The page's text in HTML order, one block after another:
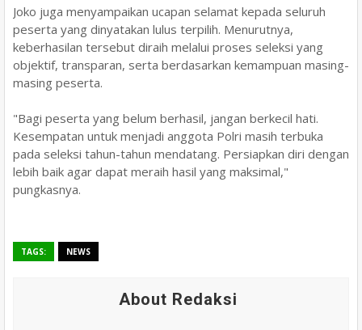
Joko juga menyampaikan ucapan selamat kepada seluruh
peserta yang dinyatakan lulus terpilih. Menurutnya,
keberhasilan tersebut diraih melalui proses seleksi yang
objektif, transparan, serta berdasarkan kemampuan masing-
masing peserta.
"Bagi peserta yang belum berhasil, jangan berkecil hati.
Kesempatan untuk menjadi anggota Polri masih terbuka
pada seleksi tahun-tahun mendatang. Persiapkan diri dengan
lebih baik agar dapat meraih hasil yang maksimal,"
pungkasnya.
TAGS: NEWS
About Redaksi